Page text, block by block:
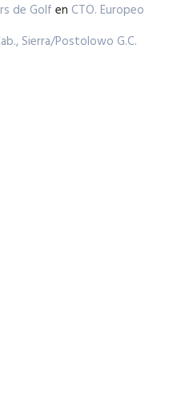
de Golf en CTO. Europeo
Sierra/Postolowo G.C.